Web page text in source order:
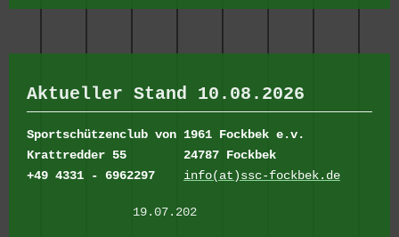
Aktueller Stand 10.08.2026
Sportschützenclub von 1961 Fockbek e.v.
Krattredder 55
24787 Fockbek
+49 4331 - 6962297
info(at)ssc-fockbek.de
19.07.202